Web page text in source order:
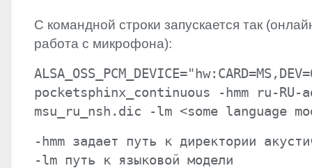
С командной строки запускается так
работа с микрофона):
pocketsphinx_continuous -hmm ru-
msu_ru_nsh.dic -lm <some language
-hmm задает путь к директории
-lm путь к языковой модели